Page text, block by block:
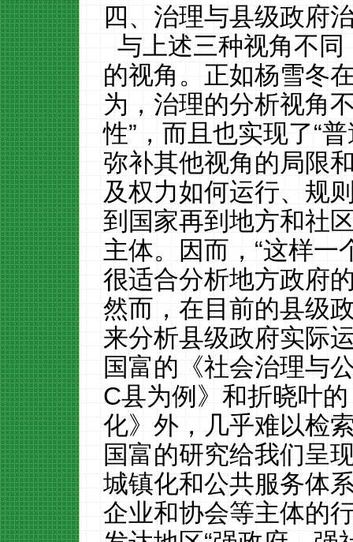
四、治理与县级政府
与上述三种视角不同
的视角。正如杨雪冬
为，治理的分析视角
性”，而且也实现了“
弥补其他视角的局限
及权力如何运行、规
到国家再到地方和社
主体。因而，“这样一
很适合分析地方政府
然而，在目前的县级
来分析县级政府实际
国富的《社会治理与
C县为例》和折晓叶
化》外，几乎难以检
国富的研究给我们呈
城镇化和公共服务体
企业和协会等主体的